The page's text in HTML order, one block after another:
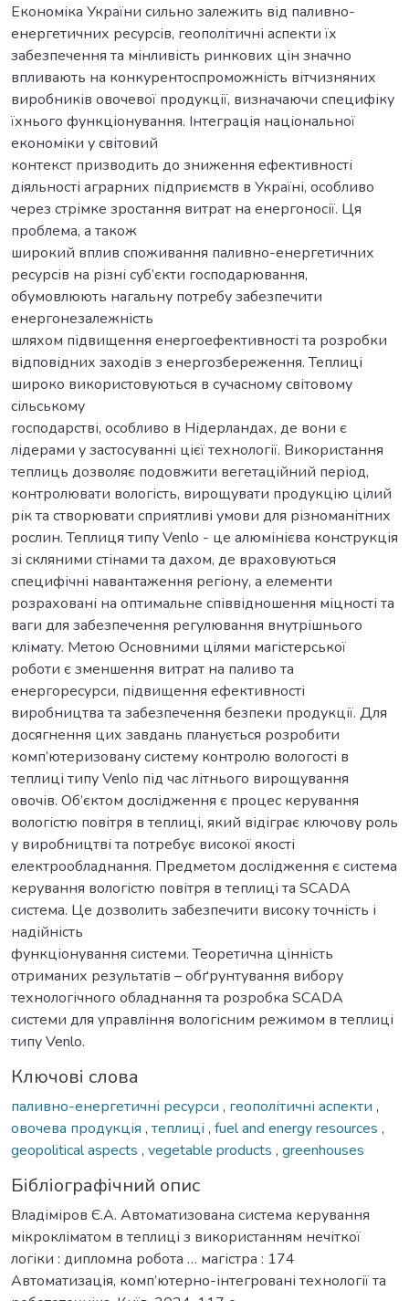
Економіка України сильно залежить від паливно-
енергетичних ресурсів, геополітичні аспекти їх
забезпечення та мінливість ринкових цін значно
впливають на конкурентоспроможність вітчизняних
виробників овочевої продукції, визначаючи специфіку
їхнього функціонування. Інтеграція національної
економіки у світовий
контекст призводить до зниження ефективності
діяльності аграрних підприємств в Україні, особливо
через стрімке зростання витрат на енергоносії. Ця
проблема, а також
широкий вплив споживання паливно-енергетичних
ресурсів на різні суб’єкти господарювання,
обумовлюють нагальну потребу забезпечити
енергонезалежність
шляхом підвищення енергоефективності та розробки
відповідних заходів з енергозбереження. Теплиці
широко використовуються в сучасному світовому
сільському
господарстві, особливо в Нідерландах, де вони є
лідерами у застосуванні цієї технології. Використання
теплиць дозволяє подовжити вегетаційний період,
контролювати вологість, вирощувати продукцію цілий
рік та створювати сприятливі умови для різноманітних
рослин. Теплиця типу Venlo - це алюмінієва конструкція
зі скляними стінами та дахом, де враховуються
специфічні навантаження регіону, а елементи
розраховані на оптимальне співвідношення міцності та
ваги для забезпечення регулювання внутрішнього
клімату. Метою Основними цілями магістерської
роботи є зменшення витрат на паливо та
енергоресурси, підвищення ефективності
виробництва та забезпечення безпеки продукції. Для
досягнення цих завдань планується розробити
комп’ютеризовану систему контролю вологості в
теплиці типу Venlo під час літнього вирощування
овочів. Об’єктом дослідження є процес керування
вологістю повітря в теплиці, який відіграє ключову роль
у виробництві та потребує високої якості
електрообладнання. Предметом дослідження є система
керування вологістю повітря в теплиці та SCADA
система. Це дозволить забезпечити високу точність і
надійність
функціонування системи. Теоретична цінність
отриманих результатів – обґрунтування вибору
технологічного обладнання та розробка SCADA
системи для управління вологісним режимом в теплиці
типу Venlo.
Ключові слова
паливно-енергетичні ресурси , геополітичні аспекти ,
овочева продукція , теплиці , fuel and energy resources ,
geopolitical aspects , vegetable products , greenhouses
Бібліографічний опис
Владіміров Є.А. Автоматизована система керування
мікрокліматом в теплиці з використанням нечіткої
логіки : дипломна робота … магістра : 174
Автоматизація, комп’ютерно-інтегровані технології та